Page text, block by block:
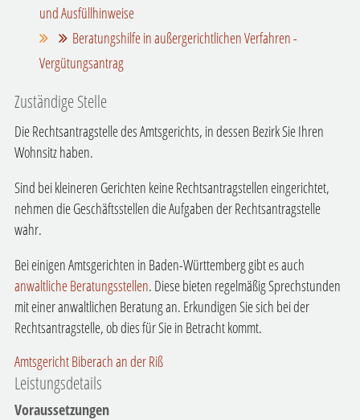
und Ausfüllhinweise
Beratungshilfe in außergerichtlichen Verfahren -
Vergütungsantrag
Zuständige Stelle
Die Rechtsantragstelle des Amtsgerichts, in dessen Bezirk Sie Ihren
Wohnsitz haben.
Sind bei kleineren Gerichten keine Rechtsantragstellen eingerichtet,
nehmen die Geschäftsstellen die Aufgaben der Rechtsantragstelle
wahr.
Bei einigen Amtsgerichten in Baden-Württemberg gibt es auch
anwaltliche Beratungsstellen. Diese bieten regelmäßig Sprechstunden
mit einer anwaltlichen Beratung an. Erkundigen Sie sich bei der
Rechtsantragstelle, ob dies für Sie in Betracht kommt.
Amtsgericht Biberach an der Riß
Leistungsdetails
Voraussetzungen